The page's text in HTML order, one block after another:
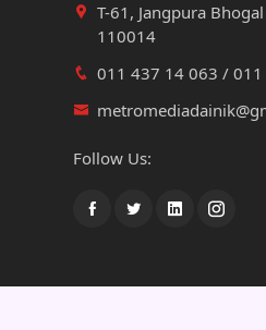
T-61, Jangpura
110014
011 437 14 063 /
Follow Us: